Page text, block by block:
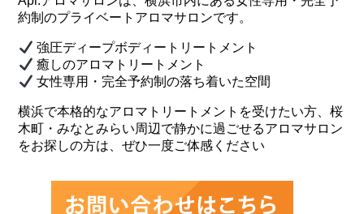
約制のプライベートアロマサロンです。
強圧ディープボディートリートメント
癒しのアロマトリートメント
女性専用・完全予約制の落ち着いた空間
横浜で本格的なアロマトリートメントを受けたい方、桜
木町・みなとみらい周辺で静かに過ごせるアロマサロン
をお探しの方は、ぜひ一度ご体感ください